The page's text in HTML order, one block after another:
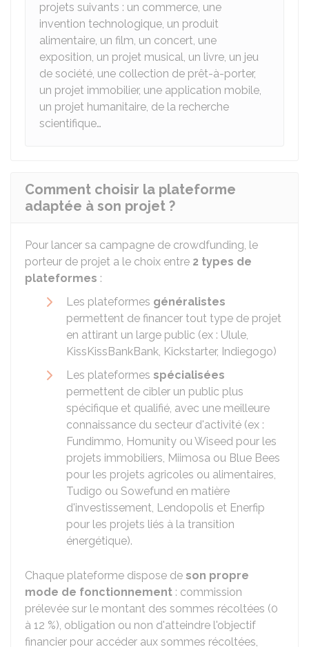
projets suivants : un commerce, une
invention technologique, un produit
alimentaire, un film, un concert, une
exposition, un projet musical, un livre, un jeu
de société, une collection de prêt-à-porter,
un projet immobilier, une application mobile,
un projet humanitaire, de la recherche
scientifique…
Comment choisir la plateforme
adaptée à son projet ?
Pour lancer sa campagne de crowdfunding, le
porteur de projet a le choix entre 2 types de
plateformes :
Les plateformes généralistes
permettent de financer tout type de projet
en attirant un large public (ex : Ulule,
KissKissBankBank, Kickstarter, Indiegogo)
Les plateformes spécialisées
permettent de cibler un public plus
spécifique et qualifié, avec une meilleure
connaissance du secteur d'activité (ex :
Fundimmo, Homunity ou Wiseed pour les
projets immobiliers, Miimosa ou Blue Bees
pour les projets agricoles ou alimentaires,
Tudigo ou Sowefund en matière
d'investissement, Lendopolis et Enerfip
pour les projets liés à la transition
énergétique).
Chaque plateforme dispose de son propre
mode de fonctionnement : commission
prélevée sur le montant des sommes récoltées (0
à 12 %), obligation ou non d'atteindre l'objectif
financier pour accéder aux sommes récoltées,